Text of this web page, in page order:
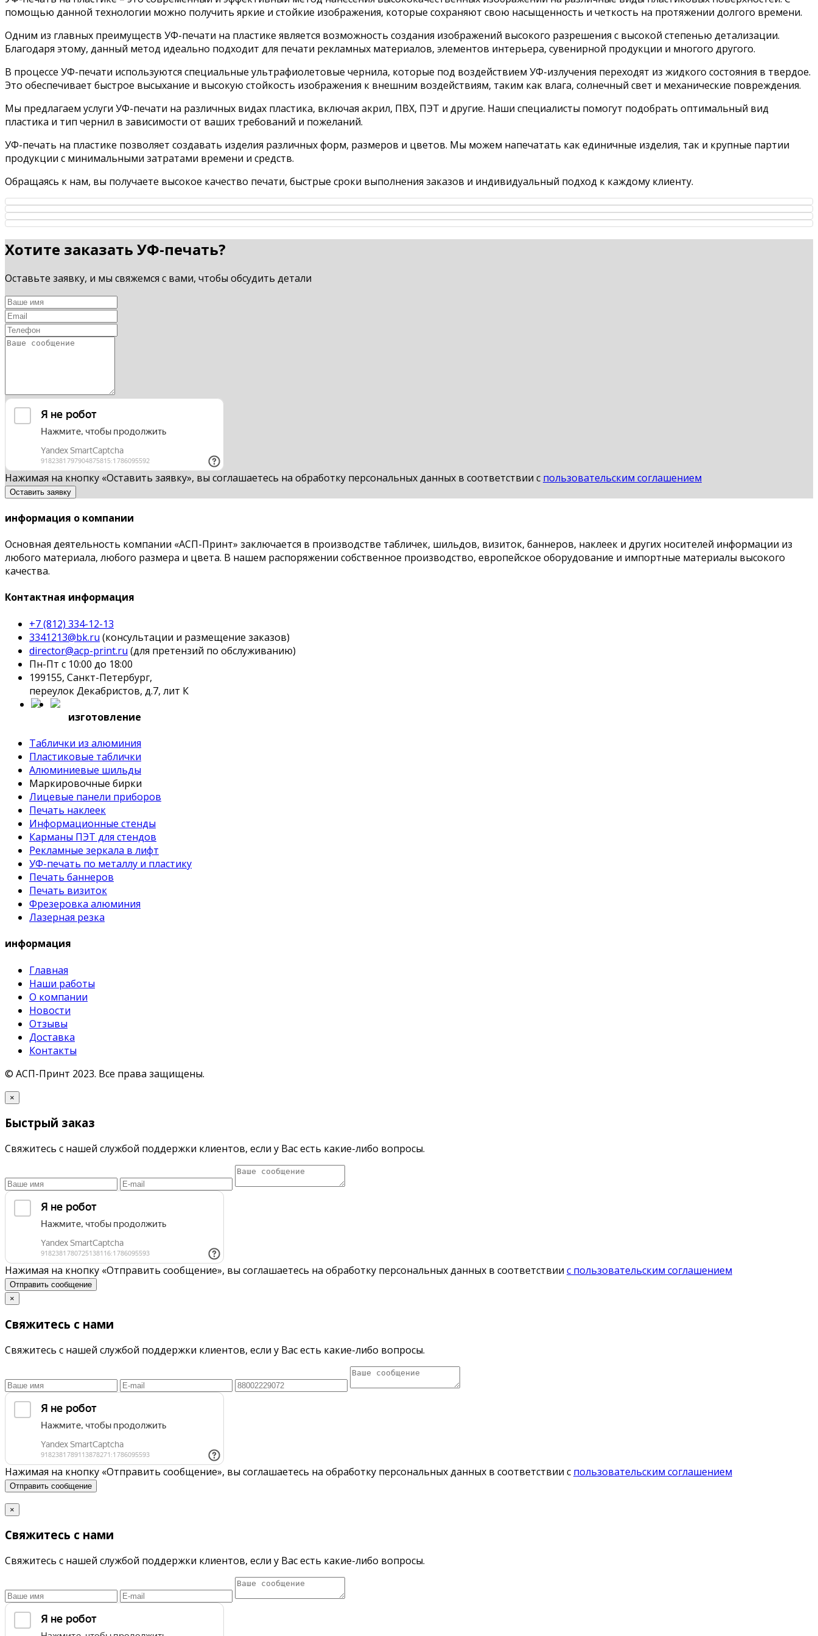
помощью данной технологии можно получить яркие и стойкие изображения, которые сохраняют свою насыщенность и четкость на протяжении долгого времени.
Одним из главных преимуществ УФ-печати на пластике является возможность создания изображений высокого разрешения с высокой степенью детализации.
Благодаря этому, данный метод идеально подходит для печати рекламных материалов, элементов интерьера, сувенирной продукции и многого другого.
В процессе УФ-печати используются специальные ультрафиолетовые чернила, которые под воздействием УФ-излучения переходят из жидкого состояния в твердое.
Это обеспечивает быстрое высыхание и высокую стойкость изображения к внешним воздействиям, таким как влага, солнечный свет и механические повреждения.
Мы предлагаем услуги УФ-печати на различных видах пластика, включая акрил, ПВХ, ПЭТ и другие. Наши специалисты помогут подобрать оптимальный вид
пластика и тип чернил в зависимости от ваших требований и пожеланий.
УФ-печать на пластике позволяет создавать изделия различных форм, размеров и цветов. Мы можем напечатать как единичные изделия, так и крупные партии
продукции с минимальными затратами времени и средств.
Обращаясь к нам, вы получаете высокое качество печати, быстрые сроки выполнения заказов и индивидуальный подход к каждому клиенту.
Хотите заказать УФ-печать?
Оставьте заявку, и мы свяжемся с вами, чтобы обсудить детали
Нажимая на кнопку «Оставить заявку», вы соглашаетесь на обработку персональных данных в соответствии с пользовательским соглашением
Оставить заявку
информация о компании
Основная деятельность компании «АСП-Принт» заключается в производстве табличек, шильдов, визиток, баннеров, наклеек и других носителей информации из
любого материала, любого размера и цвета. В нашем распоряжении собственное производство, европейское оборудование и импортные материалы высокого
качества.
Контактная информация
+7 (812) 334-12-13
3341213@bk.ru (консультации и размещение заказов)
director@acp-print.ru (для претензий по обслуживанию)
Пн-Пт с 10:00 до 18:00
199155, Санкт-Петербург,
переулок Декабристов, д.7, лит К
изготовление
Таблички из алюминия
Пластиковые таблички
Алюминиевые шильды
Маркировочные бирки
Лицевые панели приборов
Печать наклеек
Информационные стенды
Карманы ПЭТ для стендов
Рекламные зеркала в лифт
УФ-печать по металлу и пластику
Печать баннеров
Печать визиток
Фрезеровка алюминия
Лазерная резка
информация
Главная
Наши работы
О компании
Новости
Отзывы
Доставка
Контакты
© АСП-Принт 2023. Все права защищены.
×
Быстрый заказ
Свяжитесь с нашей службой поддержки клиентов, если у Вас есть какие-либо вопросы.
Нажимая на кнопку «Отправить сообщение», вы соглашаетесь на обработку персональных данных в соответствии с пользовательским соглашением
Отправить сообщение
×
Свяжитесь с нами
Свяжитесь с нашей службой поддержки клиентов, если у Вас есть какие-либо вопросы.
Нажимая на кнопку «Отправить сообщение», вы соглашаетесь на обработку персональных данных в соответствии с пользовательским соглашением
Отправить сообщение
×
Свяжитесь с нами
Свяжитесь с нашей службой поддержки клиентов, если у Вас есть какие-либо вопросы.